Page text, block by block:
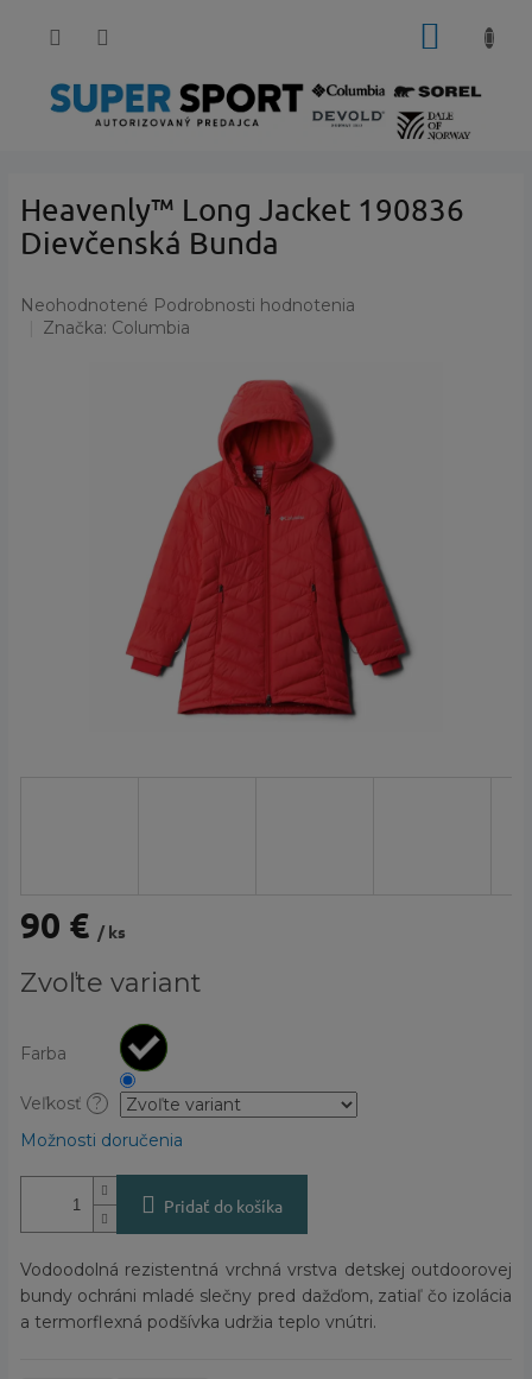
Heavenly™ Long Jacket 190836
Dievčenská Bunda
Priemerné
hodnotenie
Neohodnotené Podrobnosti hodnotenia
Značka: Columbia
90 € / ks
cena:
Zvoľte variant
Farba
Veľkosť ?
Možnosti doručenia
Pridať do košíka
Vodoodolná rezistentná vrchná vrstva detskej outdoorovej
bundy ochráni mladé slečny pred dažďom, zatiaľ čo izolácia
a termorflexná podšívka udržia teplo vnútri.